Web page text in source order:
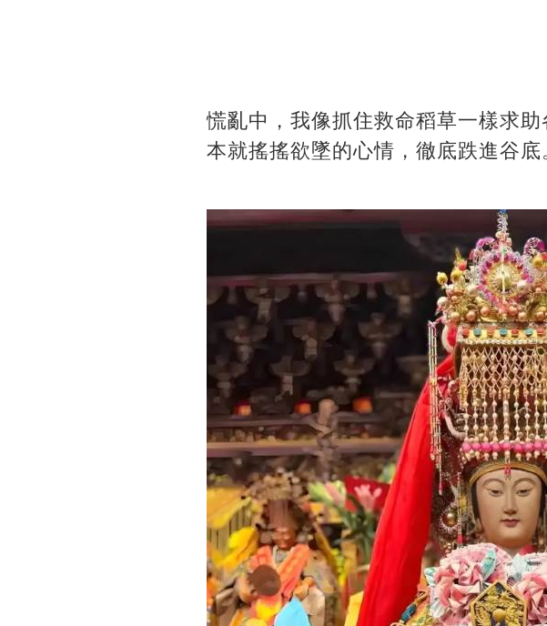
慌亂中，我像抓住救命稻草一樣求
本就搖搖欲墜的心情，徹底跌進谷底